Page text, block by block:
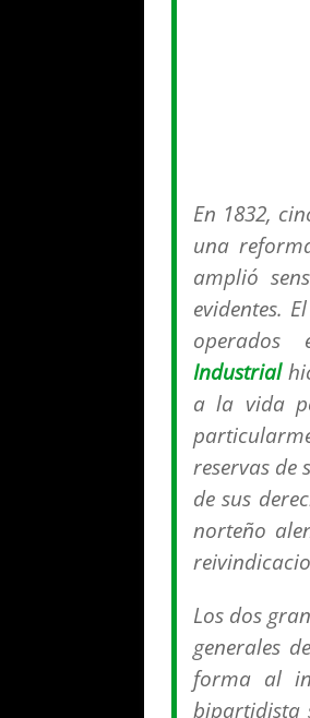
En 1832,
una
amplió
evidentes.
Industrial
a la vida
reservas de
de sus
norteño
Los dos
generales
forma al
bipartidista